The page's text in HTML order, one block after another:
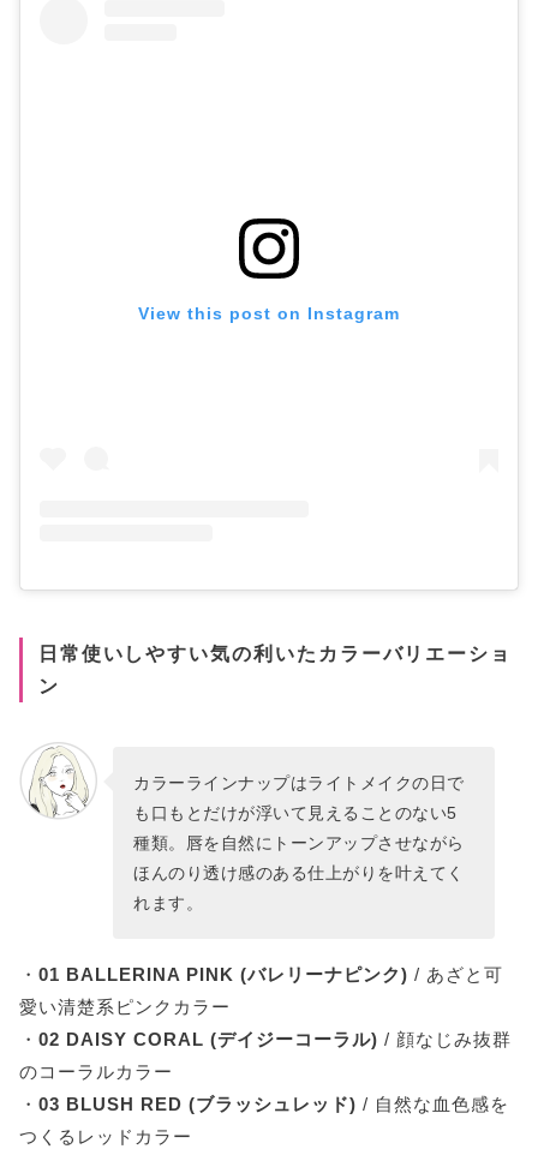
View this post on Instagram
日常使いしやすい気の利いたカラーバリエーショ
ン
カラーラインナップはライトメイクの日で
も口もとだけが浮いて見えることのない5
種類。唇を自然にトーンアップさせながら
ほんのり透け感のある仕上がりを叶えてく
れます。
・ 01 BALLERINA PINK (バレリーナピンク) / あざと可
愛い清楚系ピンクカラー
・ 02 DAISY CORAL (デイジーコーラル) / 顔なじみ抜群
のコーラルカラー
・ 03 BLUSH RED (ブラッシュレッド) / 自然な血色感を
つくるレッドカラー